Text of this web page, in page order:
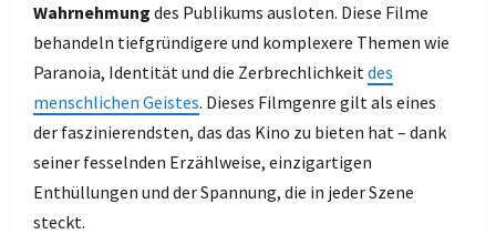
Wahrnehmung des Publikums ausloten. Diese Filme
behandeln tiefgründigere und komplexere Themen wie
Paranoia, Identität und die Zerbrechlichkeitdes
menschlichen Geistes. Dieses Filmgenre gilt als eines
der faszinierendsten, das das Kino zu bieten hat – dank
seiner fesselnden Erzählweise, einzigartigen
Enthüllungen und der Spannung, die in jeder Szene
steckt.